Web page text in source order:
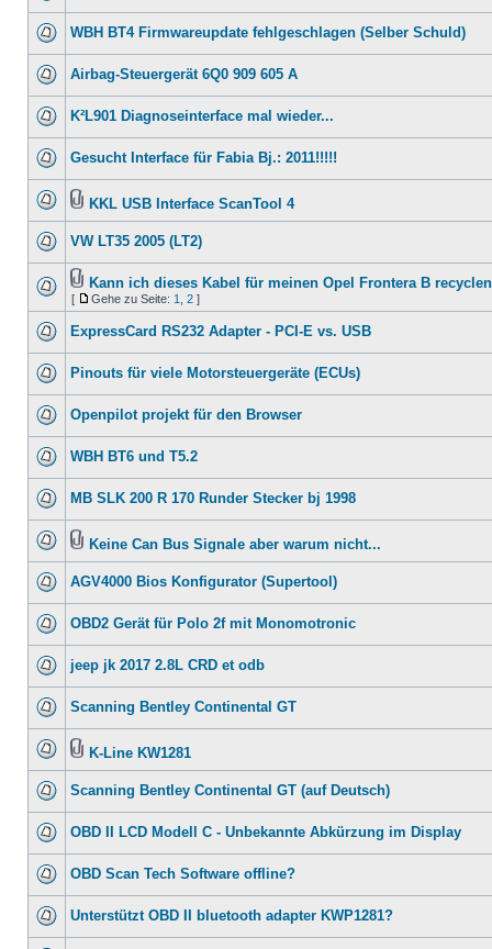
WBH BT4 Firmwareupdate fehlgeschlagen (Selber Schuld)
Airbag-Steuergerät 6Q0 909 605 A
K²L901 Diagnoseinterface mal wieder...
Gesucht Interface für Fabia Bj.: 2011!!!!!
KKL USB Interface ScanTool 4
VW LT35 2005 (LT2)
Kann ich dieses Kabel für meinen Opel Frontera B
[ Gehe zu Seite: 1 2 ]
ExpressCard RS232 Adapter - PCI-E vs. USB
Pinouts für viele Motorsteuergeräte (ECUs)
Openpilot projekt für den Browser
WBH BT6 und T5.2
MB SLK 200 R 170 Runder Stecker bj 1998
Keine Can Bus Signale aber warum nicht...
AGV4000 Bios Konfigurator (Supertool)
OBD2 Gerät für Polo 2f mit Monomotronic
jeep jk 2017 2.8L CRD et odb
Scanning Bentley Continental GT
K-Line KW1281
Scanning Bentley Continental GT (auf Deutsch)
OBD II LCD Modell C - Unbekannte Abkürzung im Display
OBD Scan Tech Software offline?
Unterstützt OBD II bluetooth adapter KWP1281?